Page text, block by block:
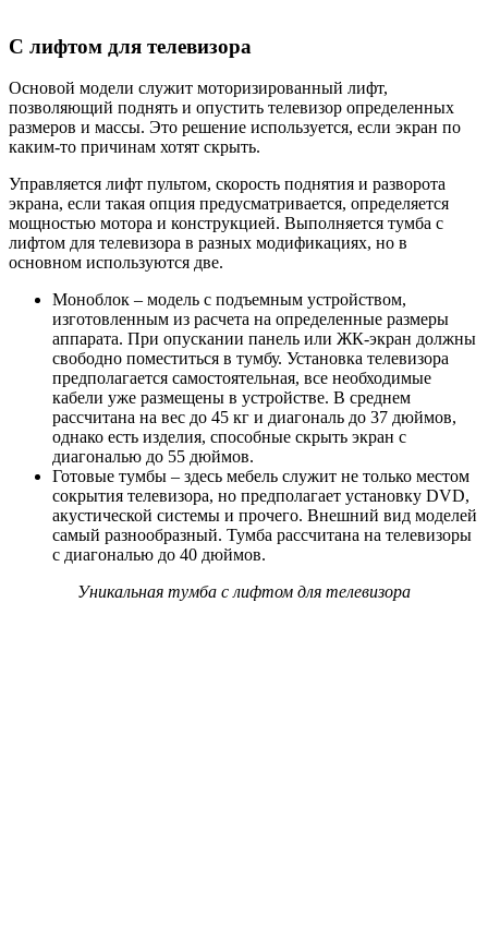
С лифтом для телевизора
Основой модели служит моторизированный лифт,
позволяющий поднять и опустить телевизор определенных
размеров и массы. Это решение используется, если экран по
каким-то причинам хотят скрыть.
Управляется лифт пультом, скорость поднятия и разворота
экрана, если такая опция предусматривается, определяется
мощностью мотора и конструкцией. Выполняется тумба с
лифтом для телевизора в разных модификациях, но в
основном используются две.
Моноблок – модель с подъемным устройством,
изготовленным из расчета на определенные размеры
аппарата. При опускании панель или ЖК-экран должны
свободно поместиться в тумбу. Установка телевизора
предполагается самостоятельная, все необходимые
кабели уже размещены в устройстве. В среднем
рассчитана на вес до 45 кг и диагональ до 37 дюймов,
однако есть изделия, способные скрыть экран с
диагональю до 55 дюймов.
Готовые тумбы – здесь мебель служит не только местом
сокрытия телевизора, но предполагает установку DVD,
акустической системы и прочего. Внешний вид моделей
самый разнообразный. Тумба рассчитана на телевизоры
с диагональю до 40 дюймов.
Уникальная тумба с лифтом для телевизора